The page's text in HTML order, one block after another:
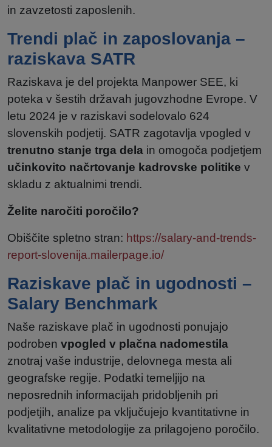
in zavzetosti zaposlenih.
Trendi plač in zaposlovanja –
raziskava SATR
Raziskava je del projekta Manpower SEE, ki
poteka v šestih državah jugovzhodne Evrope. V
letu 2024 je v raziskavi sodelovalo 624
slovenskih podjetij. SATR zagotavlja vpogled v
trenutno stanje trga dela in omogoča podjetjem
učinkovito načrtovanje kadrovske politike v
skladu z aktualnimi trendi.
Želite naročiti poročilo?
Obiščite spletno stran: https://salary-and-trends-
report-slovenija.mailerpage.io/
Raziskave plač in ugodnosti –
Salary Benchmark
Naše raziskave plač in ugodnosti ponujajo
podroben vpogled v plačna nadomestila
znotraj vaše industrije, delovnega mesta ali
geografske regije. Podatki temeljijo na
neposrednih informacijah pridobljenih pri
podjetjih, analize pa vključujejo kvantitativne in
kvalitativne metodologije za prilagojeno poročilo.